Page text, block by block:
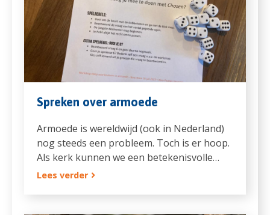
Spreken over armoede
Armoede is wereldwijd (ook in Nederland)
nog steeds een probleem. Toch is er hoop.
Als kerk kunnen we een betekenisvolle…
Lees verder